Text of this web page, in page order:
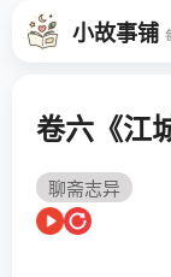
小故事铺
卷六《江
聊斋志异